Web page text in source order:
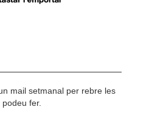
mail setmanal per rebre les
podeu fer.